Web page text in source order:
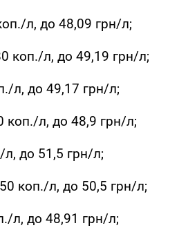
л, до 48,09 грн/л;
коп./л, до 49,19 грн/л;
л, до 49,17 грн/л;
коп./л, до 48,9 грн/л;
л, до 51,5 грн/л;
коп./л, до 50,5 грн/л;
л, до 48,91 грн/л;